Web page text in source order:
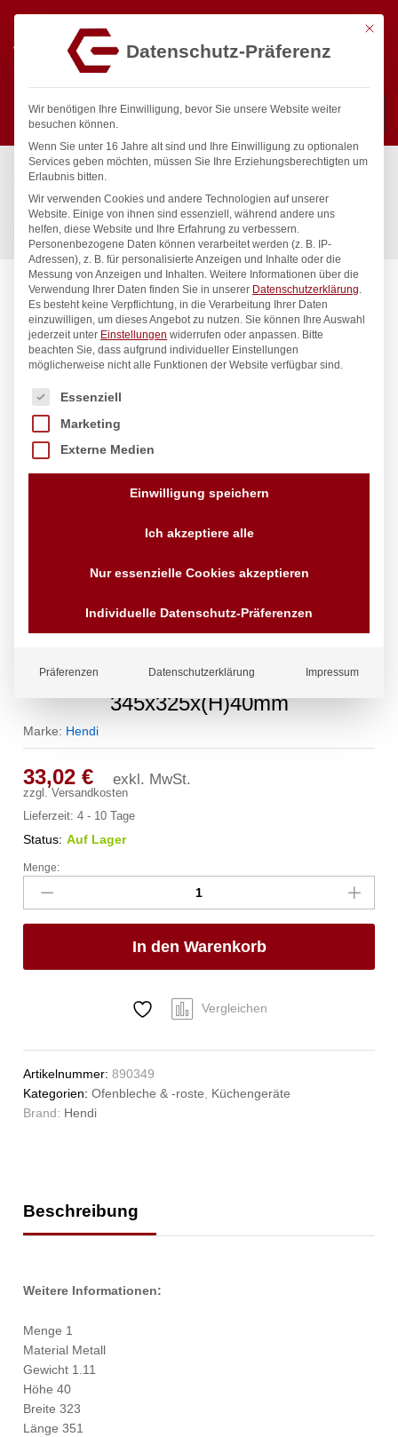
Suchen
Start / Gastronomiebedarf & Gastro Geräte für Profis
Küchengeräte
Ofenbleche & -roste
/
Blech CONVECTOMAT CLASSIC GN 2/3, HENDI, GN 2/3,
345x325x(H)40mm
GN 2/3, HENDI, GN 2/3,
345x325x(H)40mm
Marke: Hendi
33,02€ exkl. MwSt.
zzgl.Versandkosten
Lieferzeit:4 - 10 Tage
Status: Auf Lager
Blech
CONVECTOMAT
CLASSIC
GN
HENDI,
Anzahl
Menge:
In den Warenkorb
Vergleichen
Artikelnummer:890349
Kategorien:Ofenbleche & -roste
Küchengeräte
Brand: Hendi
Beschreibung
Weitere Informationen:
Menge 1
Material Metall
Gewicht 1.11
Höhe 40
Breite 323
Länge 351
Mit
Datenschutz-Präferenz
Wir benötigen Ihre Einwilligung, bevor Sie unsere Website weiter
besuchen können.
Wenn Sie unter 16 Jahre alt sind und Ihre Einwilligung zu optionalen
Services geben möchten, müssen Sie Ihre Erziehungsberechtigten um
Erlaubnis bitten.
Wir verwenden Cookies und andere Technologien auf unserer
Website. Einige von ihnen sind essenziell, während andere uns
helfen, diese Website und Ihre Erfahrung zu verbessern.
Personenbezogene Daten können verarbeitet werden (z. B. IP-
Adressen), z. B. für personalisierte Anzeigen und Inhalte oder die
Messung von Anzeigen und Inhalten. Weitere Informationen über die
Verwendung Ihrer Daten finden Sie in unserer Datenschutzerklärung.
Es besteht keine Verpflichtung, in die Verarbeitung Ihrer Daten
einzuwilligen, um dieses Angebot zu nutzen. Sie können Ihre Auswahl
jederzeit unter Einstellungen widerrufen oder anpassen. Bitte
beachten Sie, dass aufgrund individueller Einstellungen
möglicherweise nicht alle Funktionen der Website verfügbar sind.
Es folgt eine Liste der Service-Gruppen, für die eine
Essenziell
Marketing
Externe Medien
Einwilligung speichern
Ich akzeptiere alle
Nur essenzielle Cookies akzeptieren
Individuelle Datenschutz-Präferenzen
Präferenzen Datenschutzerklärung Impressum